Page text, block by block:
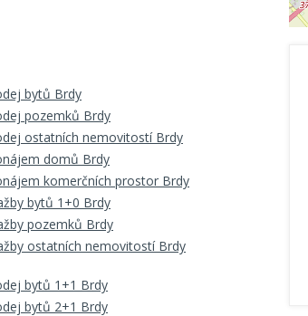
bytů Brdy
pozemků Brdy
ostatních nemovitostí Brdy
domů Brdy
komerčních prostor Brdy
bytů 1+0 Brdy
pozemků Brdy
ostatních nemovitostí Brdy
bytů 1+1 Brdy
bytů 2+1 Brdy